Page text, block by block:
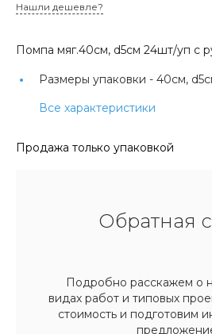
Нашли дешевле?
Помпа мяг.40см, d5см 24шт/уп с
Размеры упаковки - 40см,
Все характеристики
Продажа только упаковкой
Обратная
Подробно расскажем о
видах работ и типовых
стоимость и подготовим